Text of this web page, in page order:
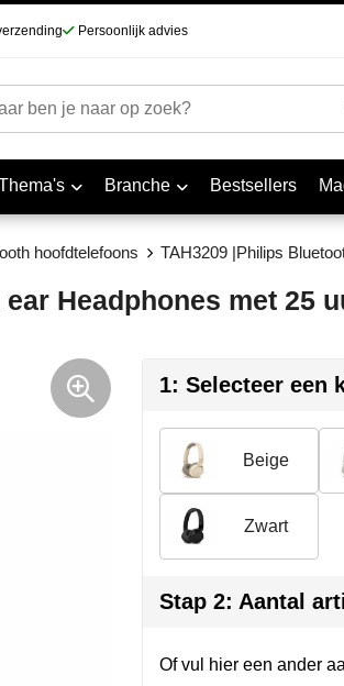
Persoonlijk advies
Branche Bestsellers
hoofdtelefoons TAH3209 |Philips
Headphones met 25
1: Selecteer een
Beige
Zwart
Stap 2: Aantal
Of vul hier een ander